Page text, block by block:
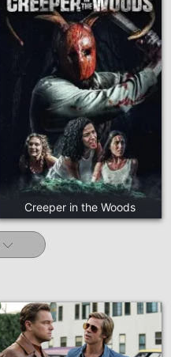
Creeper in the Woods